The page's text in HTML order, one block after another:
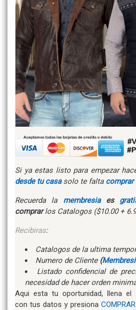
Si ya estas listo para empezar
desde tu casasolo te falta
Recuerda la membresiaes
comprarlos Catalogos ($10.00 +
Recibiras:
Catalogos de la ultima
Numero de Cliente (
Listado confidencial de
necesidad de hacer orden
Aqui esta tu oportunidad, llena el
con tus datos y presiona